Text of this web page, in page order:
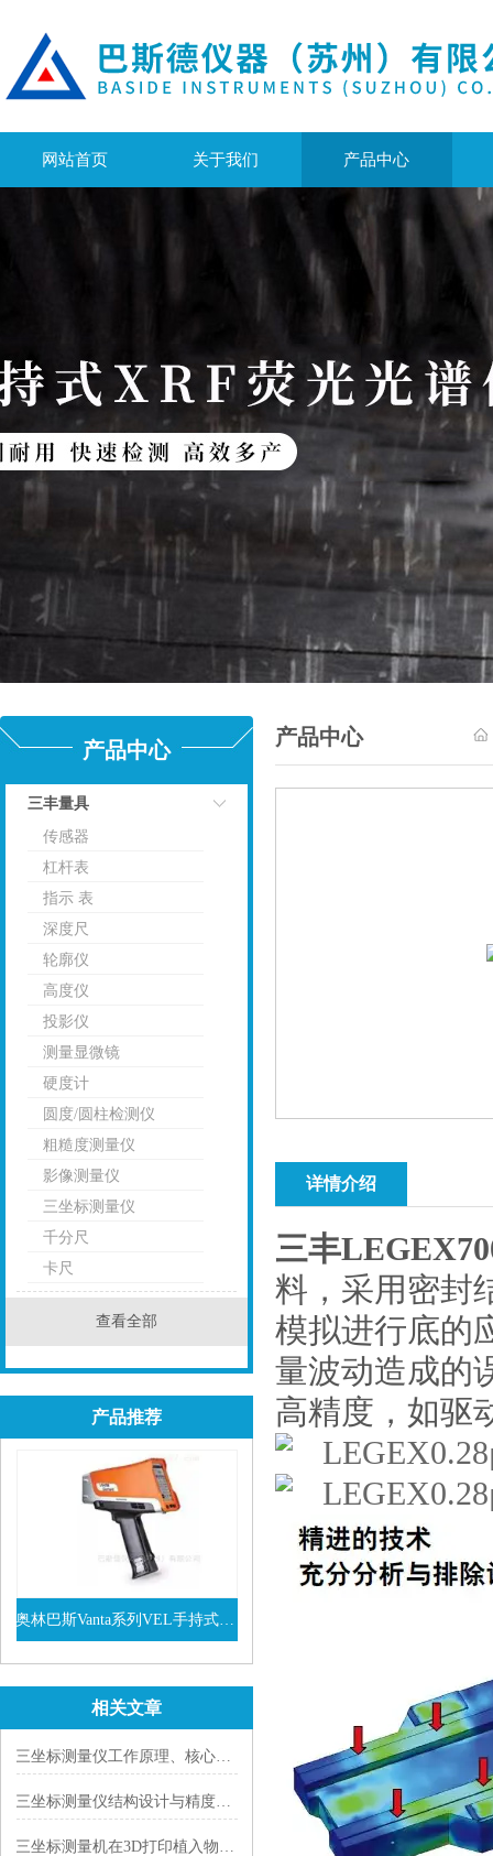
网站首页 关于我们 产品中心
产品中心
三丰量具
传感器
杠杆表
指示 表
深度尺
轮廓仪
高度仪
投影仪
测量显微镜
硬度计
圆度/圆柱检测仪
粗糙度测量仪
影像测量仪
三坐标测量仪
千分尺
卡尺
查看全部
产品推荐
奥林巴斯Vanta系列VEL手持式XRF光谱仪
查看详情
相关文章
三坐标测量仪工作原理、核心技术、性能特点及行业应用
三坐标测量仪结构设计与精度保障技术|以 Mitutoyo LEGEX 系列为例
三坐标测量机在3D打印植入物孔隙率与力学性能关联分析
产品中心
详情介绍
三丰
料，采用密封
模拟进行底的
量波动造成的
高精度，如驱